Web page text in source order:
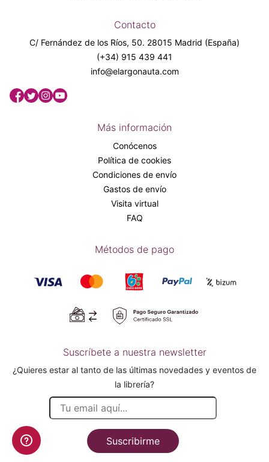
Contacto
C/ Fernández de los Ríos, 50. 28015 Madrid (España)
(+34) 915 439 441
info@elargonauta.com
Más información
Conócenos
Política de cookies
Condiciones de envío
Gastos de envío
Visita virtual
FAQ
Métodos de pago
Suscríbete a nuestra newsletter
¿Quieres estar al tanto de las últimas novedades y eventos de
la librería?
Suscribirme